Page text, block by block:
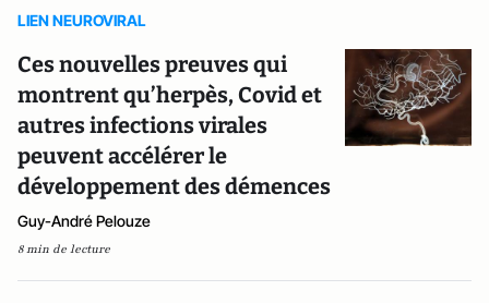
LIEN NEUROVIRAL
Ces nouvelles preuves qui
montrent qu’herpès, Covid et
autres infections virales
peuvent accélérer le
développement des démences
Guy-André Pelouze
8 min de lecture